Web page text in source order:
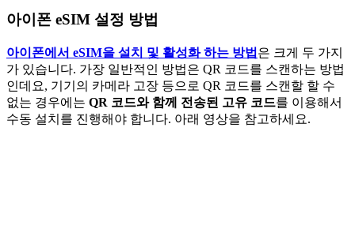
아이폰 eSIM 설정 방법
아이폰에서 eSIM을 설치 및 활성화 하는 방법 은 크게 두 가지
가 있습니다. 가장 일반적인 방법은 QR 코드를 스캔하는 방법
인데요, 기기의 카메라 고장 등으로 QR 코드를 스캔할 할 수
없는 경우에는 QR 코드와 함께 전송된 고유 코드를 이용해서
수동 설치를 진행해야 합니다. 아래 영상을 참고하세요.